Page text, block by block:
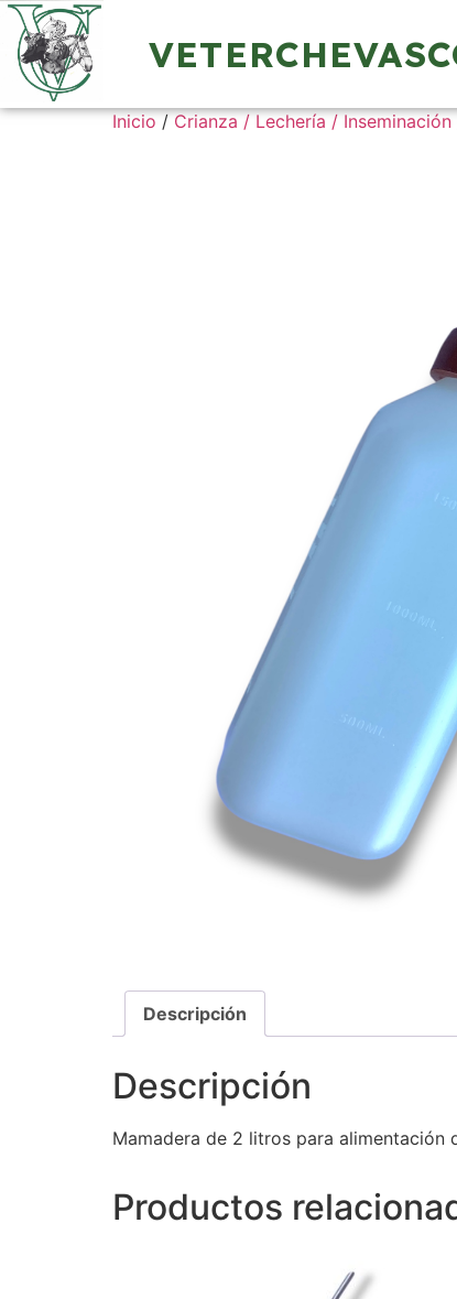
Inicio/Crianza / Lechería / Inseminación
Descripción
Descripción
Mamadera de 2 litros para alimentación
Productos